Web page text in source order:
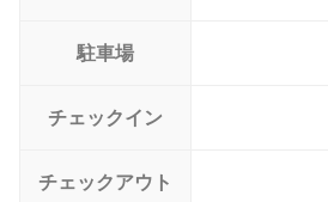
駐車場
チェックイン
チェックアウト